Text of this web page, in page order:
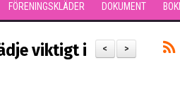
FÖRENINGSKLÄDER DOKUMENT
>
<
viktigt i